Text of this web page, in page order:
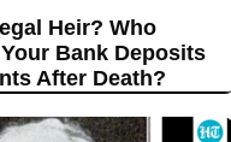
Heir? Who
Bank Deposits
After Death?